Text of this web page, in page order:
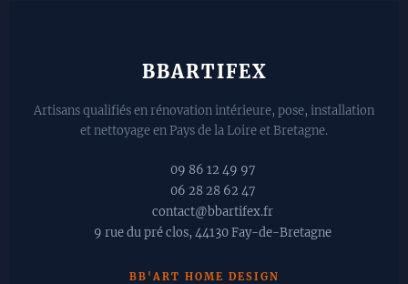
BBARTIFEX
Artisans qualifiés en rénovation intérieure, pose, installation
et nettoyage en Pays de la Loire et Bretagne.
📞 09 86 12 49 97
📱 06 28 28 62 47
✉️ contact@bbartifex.fr
📍 9 rue du pré clos, 44130 Fay-de-Bretagne
BB'ART HOME DESIGN